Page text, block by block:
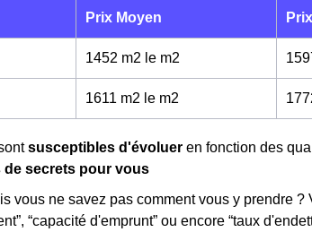
Prix Moyen
1452 m2 le m2
1611 m2 le m2
susceptibles d'évoluer en fonction des
de secrets pour vous
vous ne savez pas comment vous y prendre ?
“capacité d'emprunt” ou encore “taux